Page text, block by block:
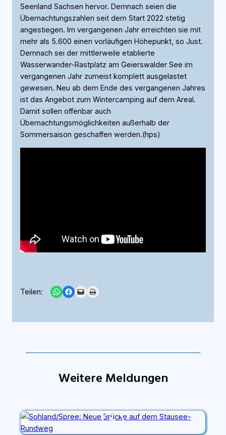
Seenland Sachsen hervor. Demnach seien die
Übernachtungszahlen seit dem Start 2022 stetig
angestiegen. Im vergangenen Jahr erreichten sie mit
mehr als 5.600 einen vorläufigen Höhepunkt, so Just.
Demnach sei der mittlerweile etablierte
Wasserwander-Rastplatz am Geierswalder See im
vergangenen Jahr zumeist komplett ausgelastet
gewesen. Neu ab dem Ende des vergangenen Jahres
ist das Angebot zum Wintercamping auf dem Areal.
Damit sollen offenbar auch
Übernachtungsmöglichkeiten außerhalb der
Sommersaison geschaffen werden.(hps)
Teilen: Share on WhatsApp
Share on Facebook
Email this PagePrint this Page
Weitere Meldungen